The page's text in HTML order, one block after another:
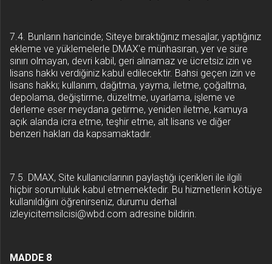
7.4. Bunların haricinde; Siteye bıraktığınız mesajlar, yaptığınız
ekleme ve yüklemelerle DMAX'e münhasıran, yer ve süre
sınırı olmayan, devri kabil, geri alınamaz ve ücretsiz izin ve
lisans hakkı verdiğiniz kabul edilecektir. Bahsi geçen izin ve
lisans hakkı; kullanım, dağıtma, yayma, iletme, çoğaltma,
depolama, değiştirme, düzeltme, uyarlama, işleme ve
derleme eser meydana getirme, yeniden iletme, kamuya
açık alanda icra etme, teşhir etme, alt lisans ve diğer
benzeri hakları da kapsamaktadır.
7.5. DMAX, Site kullanıcılarının paylaştığı içerikleri ile ilgili
hiçbir sorumluluk kabul etmemektedir. Bu hizmetlerin kötüye
kullanıldığını öğrenirseniz, durumu derhal
izleyicitemsilcisi@wbd.com adresine bildirin.
MADDE 8